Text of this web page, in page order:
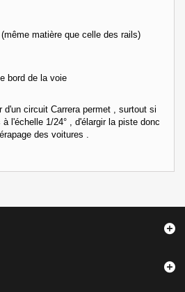
matière que celle des rails)
bord de la voie
d'un circuit Carrera permet , surtout si
l'échelle 1/24° , d'élargir la piste donc
des voitures .